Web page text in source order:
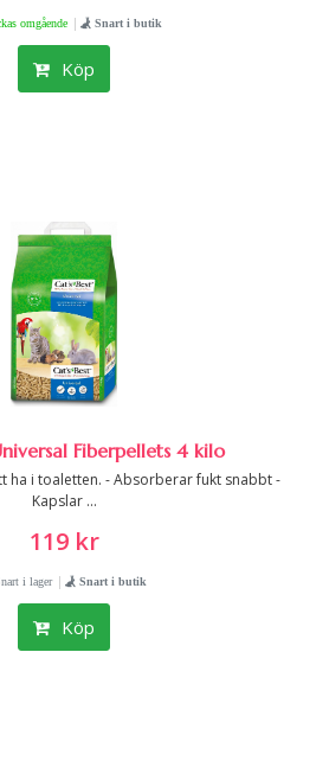
omgående | Snart i butik
Köp
Fiberpellets 4 kilo
ha i toaletten. - Absorberar fukt snabbt -
Kapslar ...
119 kr
i lager | Snart i butik
Köp